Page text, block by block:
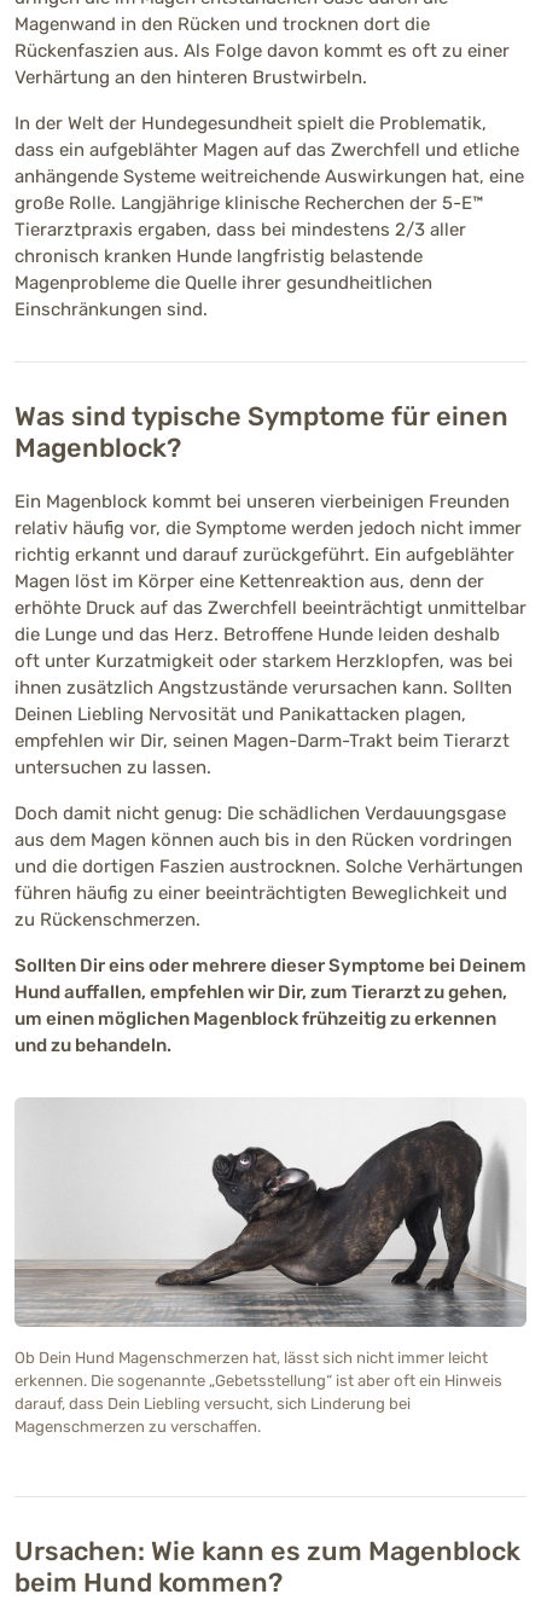
Magenwand in den Rücken und trocknen dort die
Rückenfaszien aus. Als Folge davon kommt es oft zu einer
Verhärtung an den hinteren Brustwirbeln.
In der Welt der Hundegesundheit spielt die Problematik,
dass ein aufgeblähter Magen auf das Zwerchfell und etliche
anhängende Systeme weitreichende Auswirkungen hat, eine
große Rolle. Langjährige klinische Recherchen der 5-E™
Tierarztpraxis ergaben, dass bei mindestens 2/3 aller
chronisch kranken Hunde langfristig belastende
Magenprobleme die Quelle ihrer gesundheitlichen
Einschränkungen sind.
Was sind typische Symptome für einen
Magenblock?
Ein Magenblock kommt bei unseren vierbeinigen Freunden
relativ häufig vor, die Symptome werden jedoch nicht immer
richtig erkannt und darauf zurückgeführt. Ein aufgeblähter
Magen löst im Körper eine Kettenreaktion aus, denn der
erhöhte Druck auf das Zwerchfell beeinträchtigt unmittelbar
die Lunge und das Herz. Betroffene Hunde leiden deshalb
oft unter Kurzatmigkeit oder starkem Herzklopfen, was bei
ihnen zusätzlich Angstzustände verursachen kann. Sollten
Deinen Liebling Nervosität und Panikattacken plagen,
empfehlen wir Dir, seinen Magen-Darm-Trakt beim Tierarzt
untersuchen zu lassen.
Doch damit nicht genug: Die schädlichen Verdauungsgase
aus dem Magen können auch bis in den Rücken vordringen
und die dortigen Faszien austrocknen. Solche Verhärtungen
führen häufig zu einer beeinträchtigten Beweglichkeit und
zu Rückenschmerzen.
Sollten Dir eins oder mehrere dieser Symptome bei Deinem
Hund auffallen, empfehlen wir Dir, zum Tierarzt zu gehen,
um einen möglichen Magenblock frühzeitig zu erkennen
und zu behandeln.
Ob Dein Hund Magenschmerzen hat, lässt sich nicht immer leicht
erkennen. Die sogenannte „Gebetsstellung“ ist aber oft ein Hinweis
darauf, dass Dein Liebling versucht, sich Linderung bei
Magenschmerzen zu verschaffen.
Ursachen: Wie kann es zum Magenblock
beim Hund kommen?